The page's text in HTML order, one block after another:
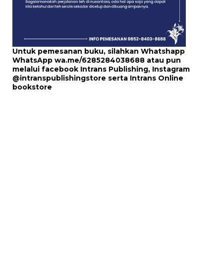
Untuk pemesanan buku, silahkan Whatshapp
WhatsApp wa.me/6285284038688 atau pun
melalui facebook Intrans Publishing, Instagram
@intranspublishingstore serta Intrans Online
bookstore